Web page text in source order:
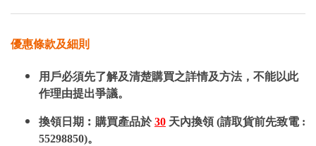
優惠條款及細則
用戶必須先了解及清楚購買之詳情及方法，不能以此
作理由提出爭議。
換領日期︰購買產品於30 天內換領 (請取貨前先致電 :
55298850)。